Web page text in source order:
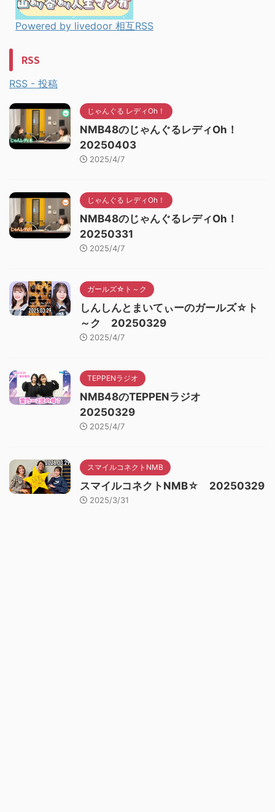
Powered by livedoor 相互RSS
RSS
RSS - 投稿
じゃんぐる レディOh！
NMB48のじゃんぐるレディOh！
20250403
2025/4/7
じゃんぐる レディOh！
NMB48のじゃんぐるレディOh！
20250331
2025/4/7
ガールズ☆ト～ク
しんしんとまいてぃーのガールズ☆ト
～ク 20250329
2025/4/7
TEPPENラジオ
NMB48のTEPPENラジオ
20250329
2025/4/7
スマイルコネクトNMB
スマイルコネクトNMB☆ 20250329
2025/3/31